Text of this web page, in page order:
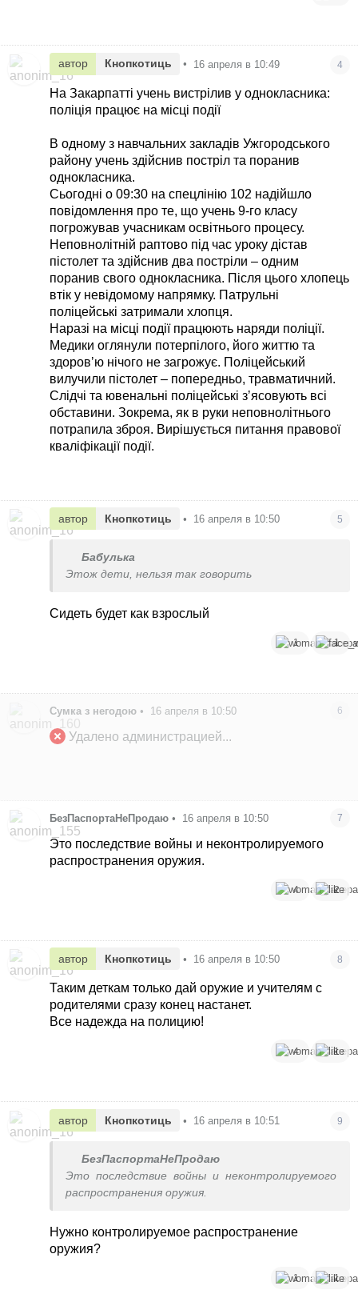
автор Кнопкотиць • 16 апреля в 10:49 4
На Закарпатті учень вистрілив у однокласника:
поліція працює на місці події
В одному з навчальних закладів Ужгородського
району учень здійснив постріл та поранив
однокласника.
Сьогодні о 09:30 на спецлінію 102 надійшло
повідомлення про те, що учень 9-го класу
погрожував учасникам освітнього процесу.
Неповнолітній раптово під час уроку дістав
пістолет та здійснив два постріли – одним
поранив свого однокласника. Після цього хлопець
втік у невідомому напрямку. Патрульні
поліцейські затримали хлопця.
Наразі на місці події працюють наряди поліції.
Медики оглянули потерпілого, його життю та
здоровʼю нічого не загрожує. Поліцейський
вилучили пістолет – попередньо, травматичний.
Слідчі та ювенальні поліцейські зʼясовують всі
обставини. Зокрема, як в руки неповнолітнього
потрапила зброя. Вирішується питання правової
кваліфікації події.
автор Кнопкотиць • 16 апреля в 10:50 5
Бабулька
Этож дети, нельзя так говорить
Сидеть будет как взрослый
1 1
Сумка з негодою • 16 апреля в 10:50 6
Удалено администрацией...
БезПаспортаНеПродаю • 16 апреля в 10:50 7
Это последствие войны и неконтролируемого
распространения оружия.
4 2
автор Кнопкотиць • 16 апреля в 10:50 8
Таким деткам только дай оружие и учителям с
родителями сразу конец настанет.
Все надежда на полицию!
4 1
автор Кнопкотиць • 16 апреля в 10:51 9
БезПаспортаНеПродаю
Это последствие войны и неконтролируемого
распространения оружия.
Нужно контролируемое распространение
оружия?
1 1